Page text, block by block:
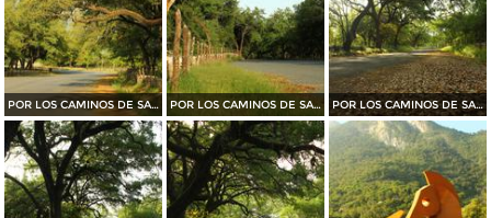
POR LOS CAMINOS DE SANTIAGO POR LOS CAMINOS DE SANTIAGO POR LOS CAMINOS DE SANTIAGO